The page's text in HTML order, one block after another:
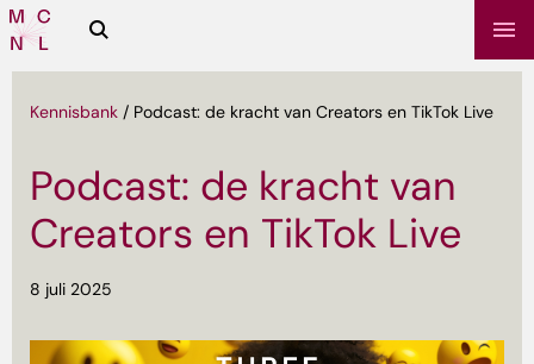
Media
Campus
Zoeken
Kennisbank / Podcast: de kracht van Creators en TikTok Live
Podcast: de kracht van
Creators en TikTok Live
8 juli 2025